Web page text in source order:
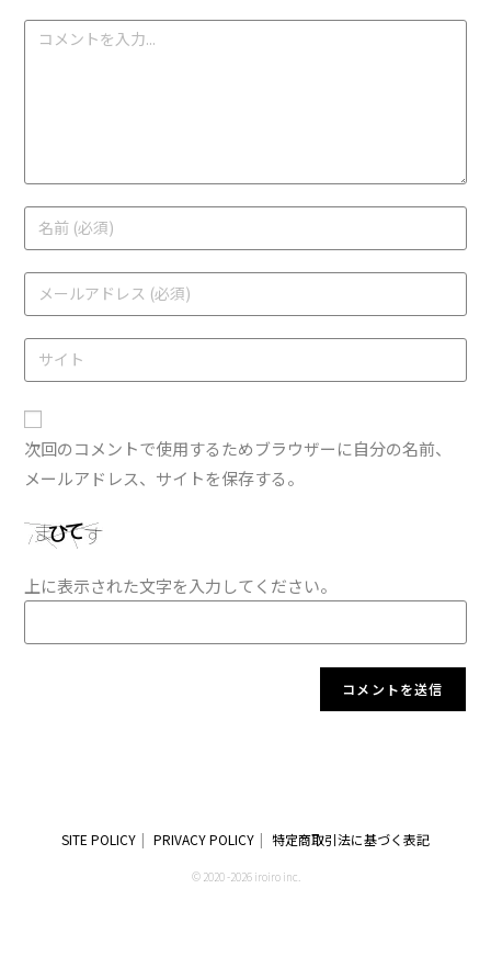
次回のコメントで使用するためブラウザーに自分の名前、
メールアドレス、サイトを保存する。
上に表示された文字を入力してください。
SITE POLICY PRIVACY POLICY 特定商取引法に基づく表記
© 2020 -2026 iroiro inc.